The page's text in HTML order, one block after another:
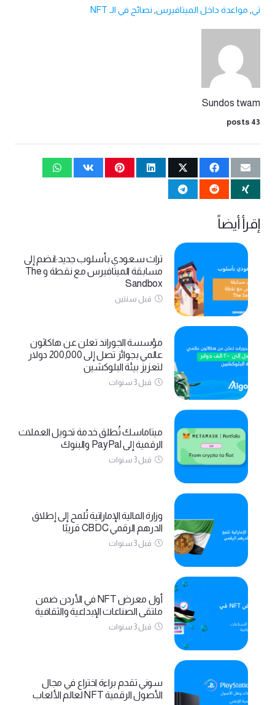
تي, مواعدة داخل الميتافيرس, نصائح في الـ NFT
Sundos twam
43 posts
إقرأ أيضاً
تراث سعودي بأسلوب جديد:انضم إلى
مسابقة الميتافيرس مع نقطة و The
Sandbox
قبل سنتين
مؤسسة الجوراند تعلن عن هاكاثون
عالمي بجوائز تصل إلى 200,000 دولار
لتعزيز بيئة البلوكشين
قبل 3 سنوات
ميتاماسك تُطلق خدمة تحويل العملات
الرقمية إلى PayPal والبنوك
قبل 3 سنوات
وزارة المالية الإماراتية تُلمح إلى إطلاق
الدرهم الرقمي CBDC قريبًا
قبل 3 سنوات
أول معرض NFT في الأردن ضمن
ملتقى الصناعات الإبداعية والثقافية
قبل 3 سنوات
سوني تقدم براءة اختراع في مجال
الأصول الرقمية NFT لعالم الألعاب